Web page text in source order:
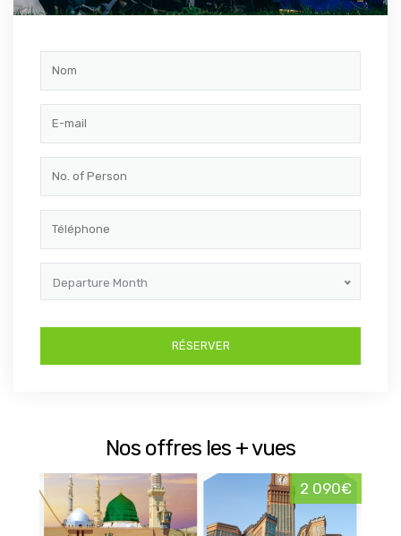
Departure Month
Nos offres les + vues
2 090€